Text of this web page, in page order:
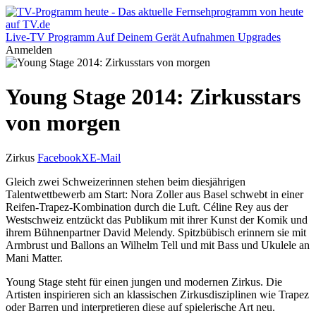
Live-TV Programm Auf Deinem Gerät Aufnahmen Upgrades
Anmelden
Young Stage 2014: Zirkusstars
von morgen
Zirkus FacebookXE-Mail
Gleich zwei Schweizerinnen stehen beim diesjährigen
Talentwettbewerb am Start: Nora Zoller aus Basel schwebt in einer
Reifen-Trapez-Kombination durch die Luft. Céline Rey aus der
Westschweiz entzückt das Publikum mit ihrer Kunst der Komik und
ihrem Bühnenpartner David Melendy. Spitzbübisch erinnern sie mit
Armbrust und Ballons an Wilhelm Tell und mit Bass und Ukulele an
Mani Matter.
Young Stage steht für einen jungen und modernen Zirkus. Die
Artisten inspirieren sich an klassischen Zirkusdisziplinen wie Trapez
oder Barren und interpretieren diese auf spielerische Art neu.